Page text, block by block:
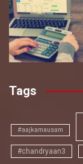
Tags
#aajkamausam
#chandryaan3